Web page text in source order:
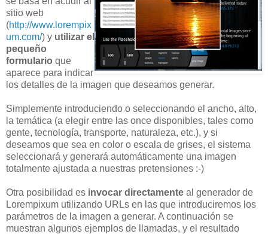
sitio web
(http://www.lorempix
um.com/) y utilizar el
pequeño
formulario que
aparece para indicar
los detalles de la imagen que deseamos generar.
Simplemente introduciendo o seleccionando el ancho, alto,
la temática (a elegir entre las once disponibles, tales como
gente, tecnología, transporte, naturaleza, etc.), y si
deseamos que sea en color o escala de grises, el sistema
seleccionará y generará automáticamente una imagen
totalmente ajustada a nuestras pretensiones :-)
Otra posibilidad es invocar directamente al generador de
Lorempixum utilizando URLs en las que introduciremos los
parámetros de la imagen a generar. A continuación se
muestran algunos ejemplos de llamadas, y el resultado